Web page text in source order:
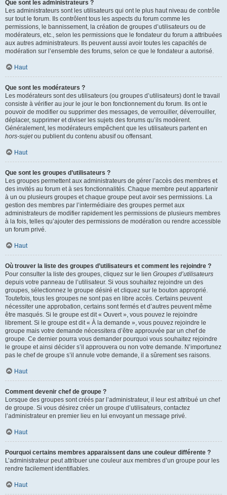
Que sont les administrateurs ?
Les administrateurs sont les utilisateurs qui ont le plus haut niveau de contrôle
sur tout le forum. Ils contrôlent tous les aspects du forum comme les
permissions, le bannissement, la création de groupes d’utilisateurs ou de
modérateurs, etc., selon les permissions que le fondateur du forum a attribuées
aux autres administrateurs. Ils peuvent aussi avoir toutes les capacités de
modération sur l’ensemble des forums, selon ce que le fondateur a autorisé.
Haut
Que sont les modérateurs ?
Les modérateurs sont des utilisateurs (ou groupes d’utilisateurs) dont le travail
consiste à vérifier au jour le jour le bon fonctionnement du forum. Ils ont le
pouvoir de modifier ou supprimer des messages, de verrouiller, déverrouiller,
déplacer, supprimer et diviser les sujets des forums qu’ils modèrent.
Généralement, les modérateurs empêchent que les utilisateurs partent en
hors-sujetou publient du contenu abusif ou offensant.
Haut
Que sont les groupes d’utilisateurs ?
Les groupes permettent aux administrateurs de gérer l’accès des membres et
des invités au forum et à ses fonctionnalités. Chaque membre peut appartenir
à un ou plusieurs groupes et chaque groupe peut avoir ses permissions. La
gestion des membres par l’intermédiaire des groupes permet aux
administrateurs de modifier rapidement les permissions de plusieurs membres
à la fois, telles qu’ajouter des permissions de modération ou rendre accessible
un forum privé.
Haut
Où trouver la liste des groupes d’utilisateurs et comment les rejoindre ?
Pour consulter la liste des groupes, cliquez sur le lien Groupes d’utilisateurs
depuis votre panneau de l’utilisateur. Si vous souhaitez rejoindre un des
groupes, sélectionnez le groupe désiré et cliquez sur le bouton approprié.
Toutefois, tous les groupes ne sont pas en libre accès. Certains peuvent
nécessiter une approbation, certains sont fermés et d’autres peuvent même
être masqués. Si le groupe est dit « Ouvert », vous pouvez le rejoindre
librement. Si le groupe est dit « À la demande », vous pouvez rejoindre le
groupe mais votre demande nécessitera d’être approuvée par un chef de
groupe. Ce dernier pourra vous demander pourquoi vous souhaitez rejoindre
le groupe et ainsi décider s’il approuvera ou non votre demande. N’importunez
pas le chef de groupe s’il annule votre demande, il a sûrement ses raisons.
Haut
Comment devenir chef de groupe ?
Lorsque des groupes sont créés par l’administrateur, il leur est attribué un chef
de groupe. Si vous désirez créer un groupe d’utilisateurs, contactez
l’administrateur en premier lieu en lui envoyant un message privé.
Haut
Pourquoi certains membres apparaissent dans une couleur différente ?
L’administrateur peut attribuer une couleur aux membres d’un groupe pour les
rendre facilement identifiables.
Haut